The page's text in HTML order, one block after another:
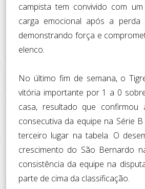
campista tem convivido com
carga emocional após a perda
demonstrando força e
elenco.
No último fim de semana, o
vitória importante por 1 a 0
casa, resultado que confirmou
consecutiva da equipe na Série
terceiro lugar na tabela. O
crescimento do São Bernardo
consistência da equipe na
parte de cima da classificação.